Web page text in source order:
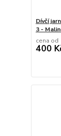
Dívčí
3 -
cena od
400